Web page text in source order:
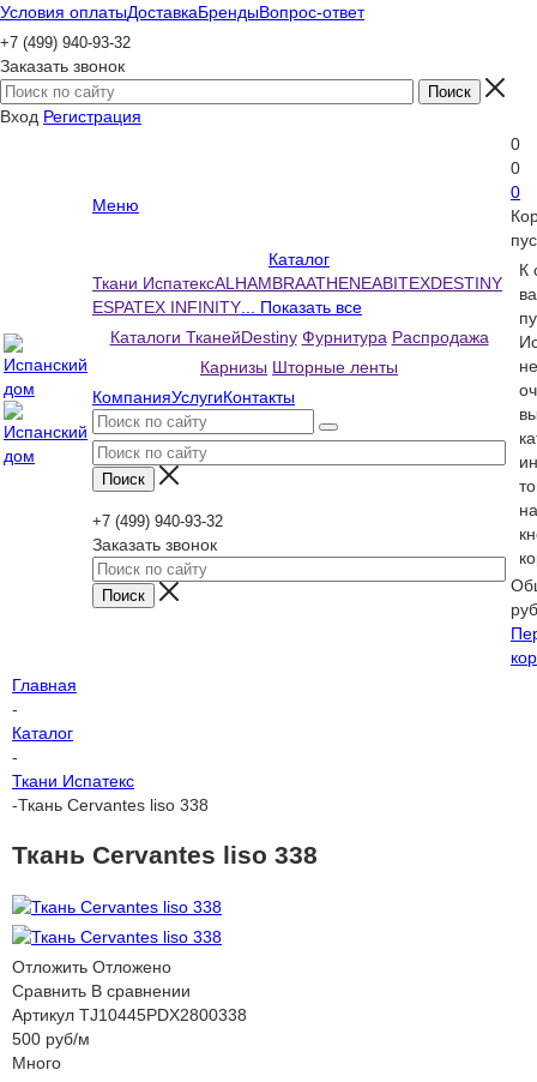
Условия оплатыДоставкаБрендыВопрос-ответ
+7 (499) 940-93-32
Заказать звонок
Вход Регистрация
Меню
Каталог
Ткани ИспатексALHAMBRAATHENEABITEXDESTINY
ESPATEX INFINITY ... Показать все
Каталоги ТканейDestiny Фурнитура Распродажа
Карнизы Шторные ленты
КомпанияУслугиКонтакты
+7 (499) 940-93-32
Заказать звонок
0
0
0
К
руб
Главная
-
Каталог
-
Ткани Испатекс
-Ткань Cervantes liso 338
Ткань Cervantes liso 338
Отложить Отложено
Сравнить В сравнении
Артикул TJ10445PDX2800338
500 руб/м
Много